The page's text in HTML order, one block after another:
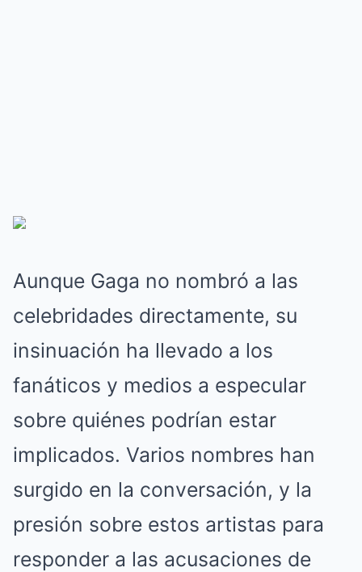
Aunque Gaga no nombró a las
celebridades directamente, su
insinuación ha llevado a los
fanáticos y medios a especular
sobre quiénes podrían estar
implicados. Varios nombres han
surgido en la conversación, y la
presión sobre estos artistas para
responder a las acusaciones de